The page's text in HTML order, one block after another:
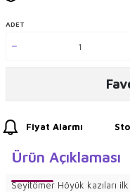
ADET
Fiyat Alarmı
Ürün Açıklaması
Seyitömer Höyük kazıları ilk